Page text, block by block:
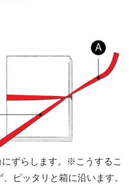
ずらします。※こうするこ
ピッタリと箱に沿います。